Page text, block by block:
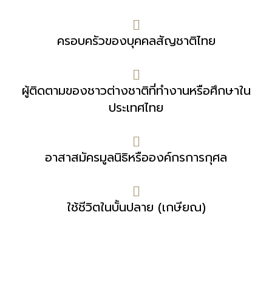
ครอบครัวของบุคคลสัญชาติไทย
ผู้ติดตามของชาวต่างชาติที่ทำงานหรือศึกษาใน
ประเทศไทย
อาสาสมัครมูลนิธิหรือองค์กรการกุศล
ใช้ชีวิตในบั้นปลาย (เกษียณ)